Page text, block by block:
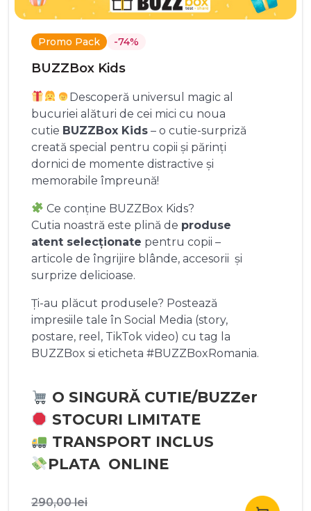
Promo Pack -74%
BUZZBox Kids
Descoperă universul magic al
bucuriei alături de cei mici cu noua
cutie BUZZBox Kids – o cutie-surpriză
creată special pentru copii și părinți
dornici de momente distractive și
memorabile împreună!
Ce conține BUZZBox Kids?
Cutia noastră este plină de produse
atent selecționate pentru copii –
articole de îngrijire blânde, accesorii și
surprize delicioase.
Ți-au plăcut produsele? Postează
impresiile tale în Social Media (story,
postare, reel, TikTok video) cu tag la
BUZZBox si eticheta #BUZZBoxRomania.
O SINGURĂ CUTIE/BUZZer
STOCURI LIMITATE
TRANSPORT INCLUS
PLATA ONLINE
290,00leiPrețul